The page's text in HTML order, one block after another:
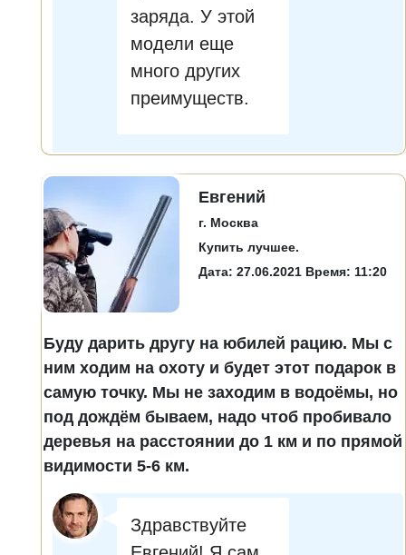
заряда. У этой
модели еще
много других
преимуществ.
Евгений
г. Москва
Купить лучшее.
Дата: 27.06.2021 Время: 11:20
Буду дарить другу на юбилей рацию. Мы с
ним ходим на охоту и будет этот подарок в
самую точку. Мы не заходим в водоёмы, но
под дождём бываем, надо чтоб пробивало
деревья на расстоянии до 1 км и по прямой
видимости 5-6 км.
Здравствуйте